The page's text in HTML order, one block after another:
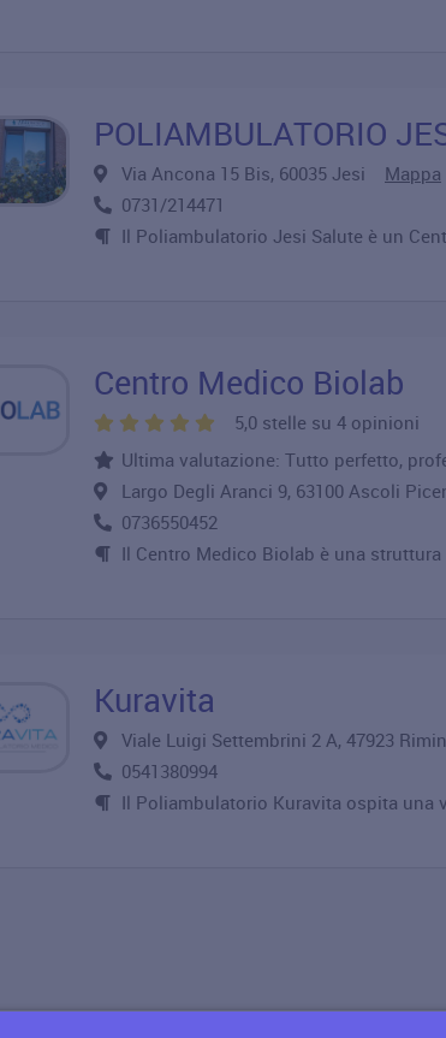
POLIAMBULATORIO
Via Ancona 15 Bis, 60035 Jesi Mappa
0731/214471
Il Poliambulatorio Jesi Salute è un
Centro Medico Biolab
5,0 stelle su 4 opinioni
Ultima valutazione: Tutto perfetto,
Largo Degli Aranci 9, 63100 Ascoli
0736550452
Il Centro Medico Biolab è una struttura
Kuravita
Viale Luigi Settembrini 2 A, 47923
0541380994
Il Poliambulatorio Kuravita ospita una